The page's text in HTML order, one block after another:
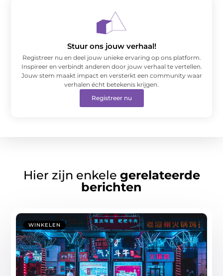
Stuur ons jouw verhaal!
Registreer nu en deel jouw unieke ervaring op ons platform.
Inspireer en verbindt anderen door jouw verhaal te vertellen.
Jouw stem maakt impact en versterkt een community waar
verhalen écht betekenis krijgen.
Registreer nu
Hier zijn enkele gerelateerde
berichten
WINKELEN